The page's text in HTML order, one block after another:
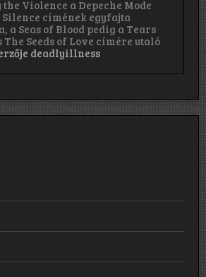
the Violence a Depeche Mode
Silence címének egyfajta
a Seas of Blood pedig a Tears
Seeds of Love címére utaló
deadlyillness